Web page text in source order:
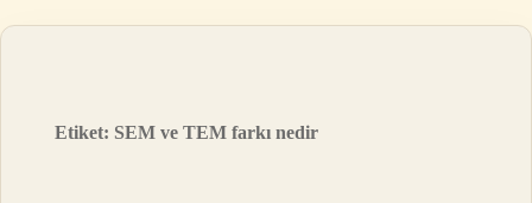
Etiket: SEM ve TEM farkı nedir